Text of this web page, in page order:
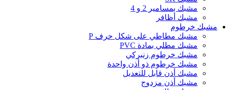
مشبك بمسامير 2 و 4
مشبك أظافر
مشبك خرطوم
مشبك مطاطي على شكل حرف P
مشبك مطلي بمادة PVC
مشبك خرطوم زنبركي
مشبك خرطوم ذو أذن واحدة
مشبك أذن قابل للتعديل
مشبك أذن مزدوج